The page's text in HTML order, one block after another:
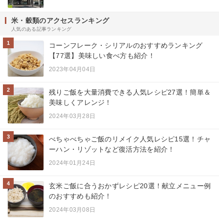
米・穀類のアクセスランキング
人気のある記事ランキング
1
コーンフレーク・シリアルのおすすめランキング
【77選】美味しい食べ方も紹介！
2023年04月04日
2
残りご飯を大量消費できる人気レシピ27選！簡単＆
美味しくアレンジ！
2024年03月28日
3
べちゃべちゃご飯のリメイク人気レシピ15選！チャ
ーハン・リゾットなど復活方法を紹介！
2024年01月24日
4
玄米ご飯に合うおかずレシピ20選！献立メニュー例
のおすすめも紹介！
2024年03月08日